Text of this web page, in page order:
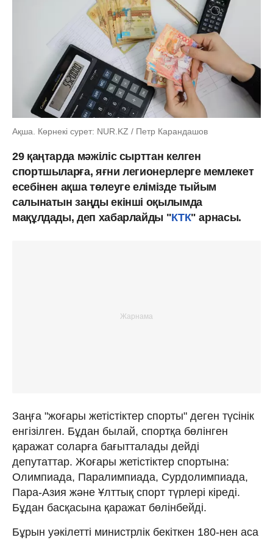
Ақша. Көрнекі сурет: NUR.KZ / Петр Карандашов
29 қаңтарда мәжіліс сырттан келген
спортшыларға, яғни легионерлерге мемлекет
есебінен ақша төлеуге елімізде тыйым
салынатын заңды екінші оқылымда
мақұлдады, деп хабарлайды "КТК" арнасы.
Заңға "жоғары жетістіктер спорты" деген түсінік
енгізілген. Бұдан былай, спортқа бөлінген
қаражат соларға бағытталады дейді
депутаттар. Жоғары жетістіктер спортына:
Олимпиада, Паралимпиада, Сурдолимпиада,
Пара-Азия және Ұлттық спорт түрлері кіреді.
Бұдан басқасына қаражат бөлінбейді.
Бұрын уәкілетті министрлік бекіткен 180-нен аса